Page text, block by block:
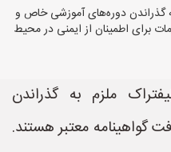
به گذراندن دوره‌های آموزشی خاص و
برای اطمینان از ایمنی در محیط
ملزم به گذراندن
گواهینامه معتبر هستند.